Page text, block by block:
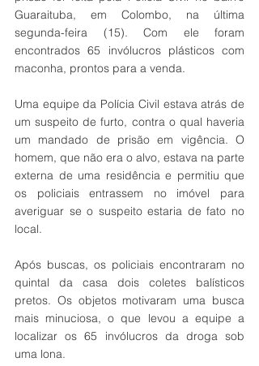
Guaraituba, em Colombo, na última
segunda-feira (15). Com ele foram
encontrados 65 invólucros plásticos com
maconha, prontos para a venda.
Uma equipe da Polícia Civil estava atrás de
um suspeito de furto, contra o qual haveria
um mandado de prisão em vigência. O
homem, que não era o alvo, estava na parte
externa de uma residência e permitiu que
os policiais entrassem no imóvel para
averiguar se o suspeito estaria de fato no
local.
Após buscas, os policiais encontraram no
quintal da casa dois coletes balísticos
pretos. Os objetos motivaram uma busca
mais minuciosa, o que levou a equipe a
localizar os 65 invólucros da droga sob
uma lona.